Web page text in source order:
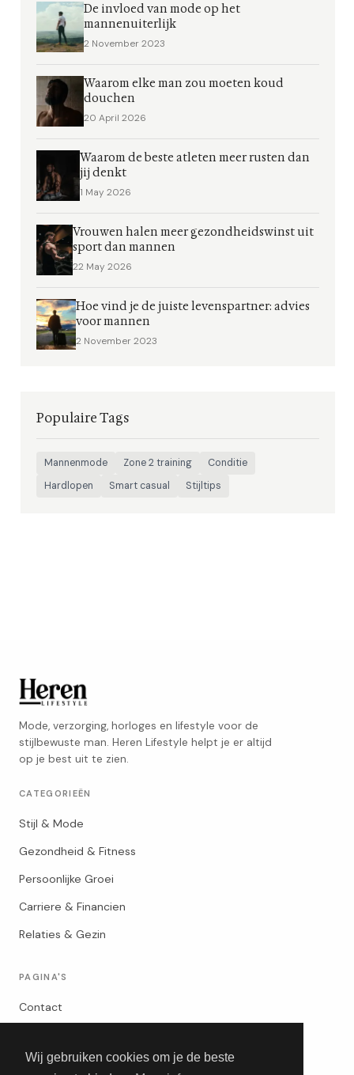
Wij gebruiken cookies om je de beste
De invloed van mode op het
mannenuiterlijk
2 November 2023
Waarom elke man zou moeten koud
douchen
20 April 2026
Waarom de beste atleten meer rusten dan
jij denkt
1 May 2026
Vrouwen halen meer gezondheidswinst uit
sport dan mannen
22 May 2026
Hoe vind je de juiste levenspartner: advies
voor mannen
2 November 2023
Populaire Tags
Mannenmode Zone 2 training
Conditie
Hardlopen
Smart casual Stijltips
Mode, verzorging, horloges en lifestyle voor de
stijlbewuste man. Heren Lifestyle helpt je er altijd
op je best uit te zien.
CATEGORIEËN
Stijl & Mode
Gezondheid & Fitness
Persoonlijke Groei
Carriere & Financien
Relaties & Gezin
PAGINA'S
Contact
Algemene Voorwaarden